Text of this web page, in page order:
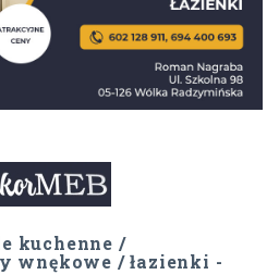
kuchenne /
wnękowe / łazienki -